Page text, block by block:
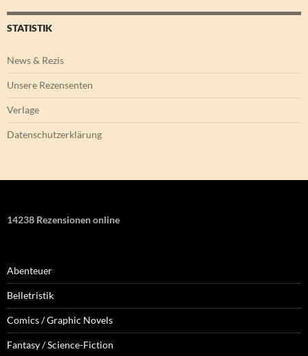
STATISTIK
News & Rezis
Unsere Rezensenten
Verlage
Datenschutzerklärung
14238 Rezensionen online
Abenteuer
Belletristik
Comics / Graphic Novels
Fantasy / Science-Fiction